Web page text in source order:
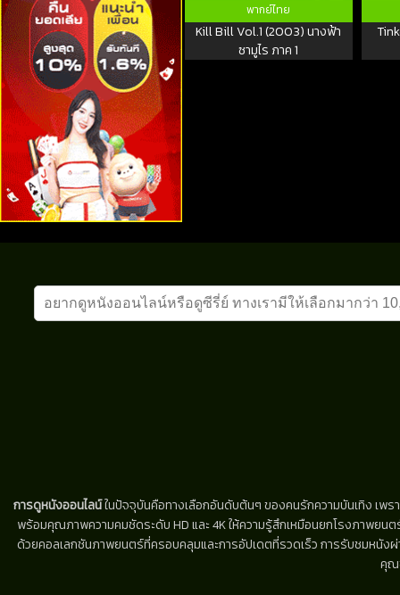
พากย์ไทย
Kill Bill Vol.1 (2003) นางฟ้า
ซามูไร ภาค 1
การดูหนังออนไลน์ในปัจจุบันคือทางเลือกอันดับต้นๆ ของคนรักความบันเทิง เพร
พร้อมคุณภาพความคมชัดระดับ HD และ 4K ให้ความรู้สึกเหมือนยกโรงภาพยน
ด้วยคอลเลกชันภาพยนตร์ที่ครอบคลุมและการอัปเดตที่รวดเร็ว การรับชมหนัง
คุณ